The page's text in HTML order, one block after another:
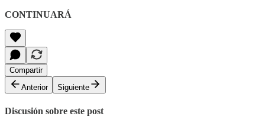
CONTINUARÁ
Compartir
Anterior
Siguiente
Discusión sobre este post